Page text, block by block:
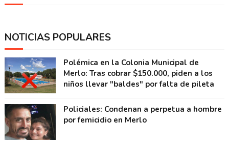
NOTICIAS POPULARES
Polémica en la Colonia Municipal de
Merlo: Tras cobrar $150.000, piden a los
niños llevar "baldes" por falta de pileta
Policiales: Condenan a perpetua a hombre
por femicidio en Merlo